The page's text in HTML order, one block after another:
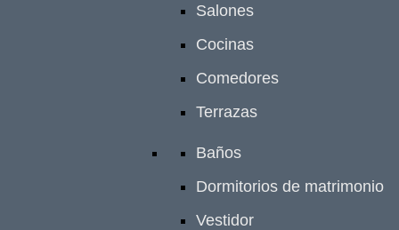
Salones
Cocinas
Comedores
Terrazas
Baños
Dormitorios de matrimonio
Vestidor